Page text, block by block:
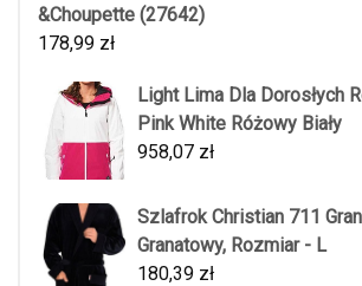
&Choupette (27642)
178,99 zł
Light Lima Dla Dorosłych
Pink White Różowy Biały
958,07 zł
Szlafrok Christian 711
Granatowy, Rozmiar - L
180,39 zł